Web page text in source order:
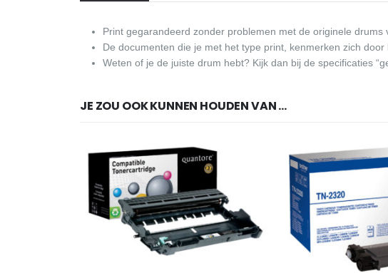
Print gegarandeerd zonder problemen met de originele drums
De documenten die je met het type print, kenmerken zich
Weten of je de juiste drum hebt? Kijk dan bij de specificaties
JE ZOU OOK KUNNEN HOUDEN VAN …